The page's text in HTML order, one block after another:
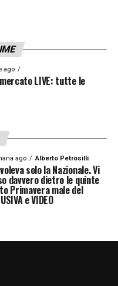
ago
LIVE: tutte le
ago Alberto Petrosilli
solo la Nazionale. Vi
davvero dietro le quinte
Primavera male del
e VIDEO